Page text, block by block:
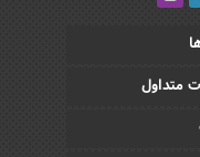
متداول